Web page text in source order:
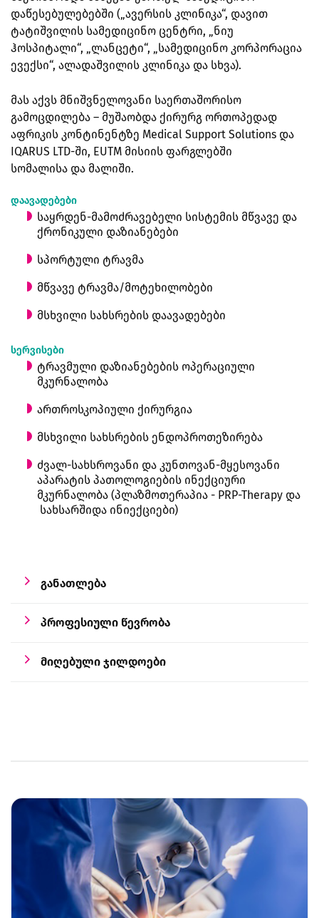
დაწესებულებებში („ავერსის კლინიკა“, დავით
ტატიშვილის სამედიცინო ცენტრი, „ნიუ
ჰოსპიტალი“, „ლანცეტი“, „სამედიცინო კორპორაცია
ევექსი“, ალადაშვილის კლინიკა და სხვა).
მას აქვს მნიშვნელოვანი საერთაშორისო
გამოცდილება – მუშაობდა ქირურგ ორთოპედად
აფრიკის კონტინენტზე Medical Support Solutions და
IQARUS LTD-ში, EUTM მისიის ფარგლებში
სომალისა და მალიში.
დაავადებები
საყრდენ-მამოძრავებელი სისტემის მწვავე და
ქრონიკული დაზიანებები
სპორტული ტრავმა
მწვავე ტრავმა/მოტეხილობები
მსხვილი სახსრების დაავადებები
სერვისები
ტრავმული დაზიანებების ოპერაციული
მკურნალობა
ართროსკოპიული ქირურგია
მსხვილი სახსრების ენდოპროთეზირება
ძვალ-სახსროვანი და კუნთოვან-მყესოვანი
აპარატის პათოლოგიების ინექციური
მკურნალობა (პლაზმოთერაპია - PRP-Therapy და
სახსარშიდა ინიექციები)
განათლება
პროფესიული წევრობა
მიღებული ჯილდოები